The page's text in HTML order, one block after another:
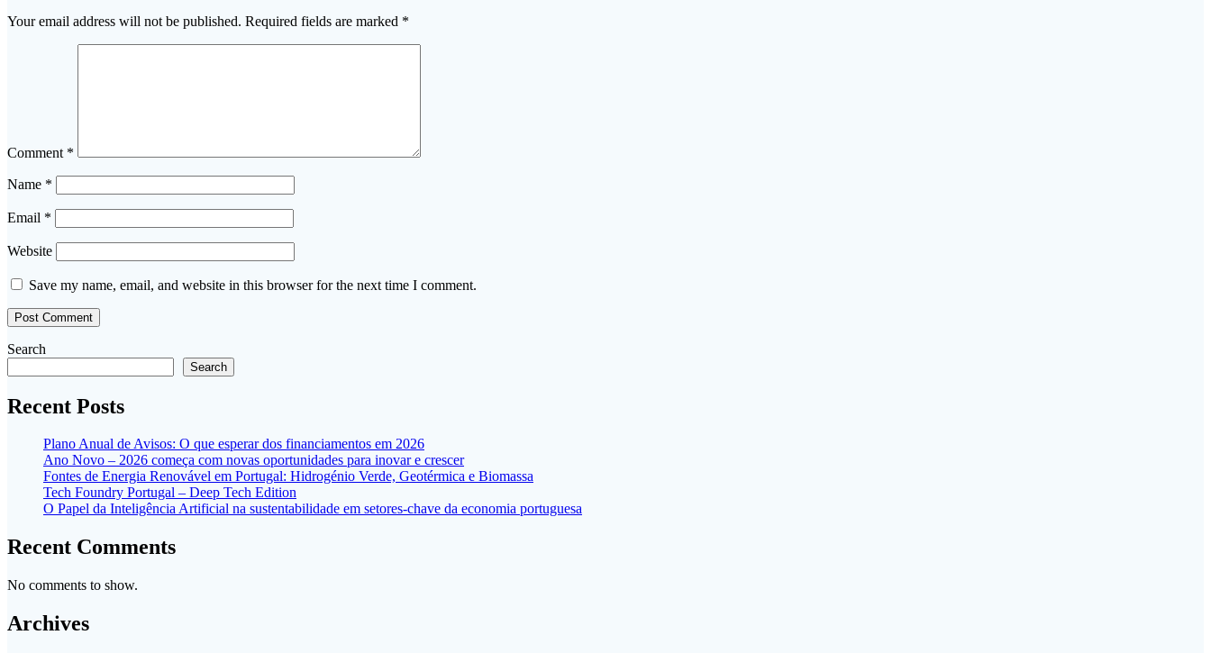
Your email address will not be published. Required fields are marked *
Comment *
Name *
Email *
Website
Save my name, email, and website in this browser for the next time I comment.
Search
Search
Recent Posts
Plano Anual de Avisos: O que esperar dos financiamentos em 2026
Ano Novo – 2026 começa com novas oportunidades para inovar e crescer
Fontes de Energia Renovável em Portugal: Hidrogénio Verde, Geotérmica e Biomassa
Tech Foundry Portugal – Deep Tech Edition
O Papel da Inteligência Artificial na sustentabilidade em setores-chave da economia portuguesa
Recent Comments
No comments to show.
Archives